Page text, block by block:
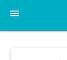
menu